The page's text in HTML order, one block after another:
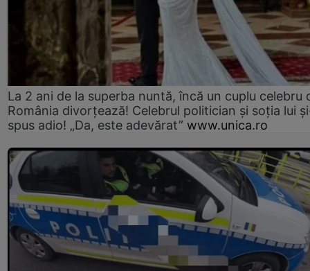
La 2 ani de la superba nuntă, încă un cuplu celebru
România divorțează! Celebrul politician și soția lui
spus adio! „Da, este adevărat” www.unica.ro